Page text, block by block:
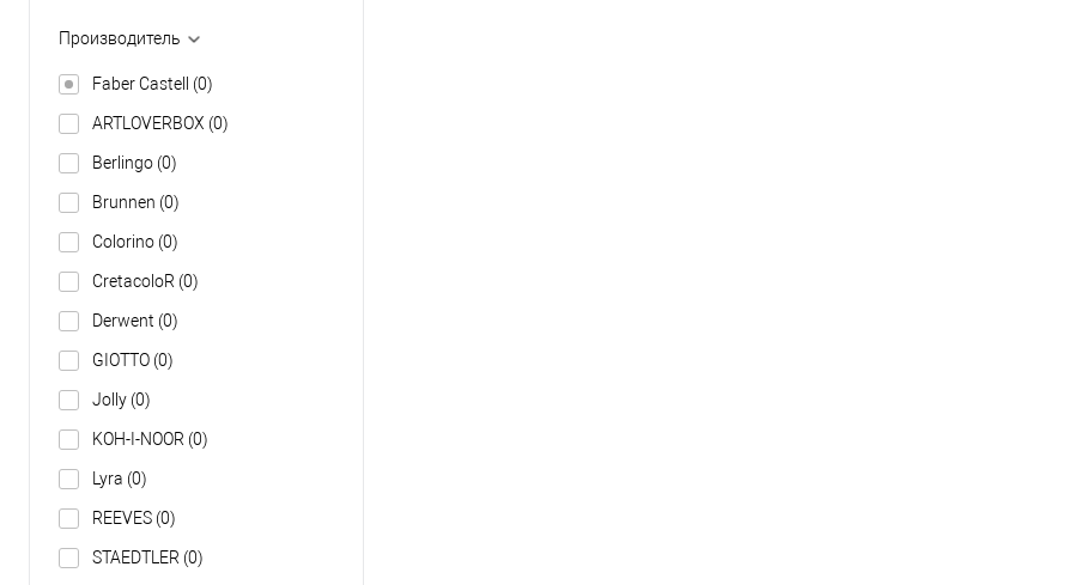
Производитель
Faber Castell (0)
ARTLOVERBOX (0)
Berlingo (0)
Brunnen (0)
Colorino (0)
CretacoloR (0)
Derwent (0)
GIOTTO (0)
Jolly (0)
KOH-I-NOOR (0)
Lyra (0)
REEVES (0)
STAEDTLER (0)